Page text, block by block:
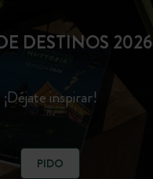
DESTINOS 2026
¡Déjate inspirar!
PIDO